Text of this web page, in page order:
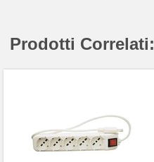
Prodotti Correlati: